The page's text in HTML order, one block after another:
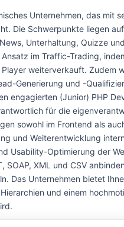
Unternehmen, das mit
Die Schwerpunkte liegen
Unterhaltung, Quizze
im Traffic-Trading,
weiterverkauft. Zudem
Generierung und -
engagierten (Junior) PHP
für die
sowohl im Frontend als
und Weiterentwicklung
Usability-Optimierung der
SOAP, XML und CSV
Das Unternehmen bietet
und einem